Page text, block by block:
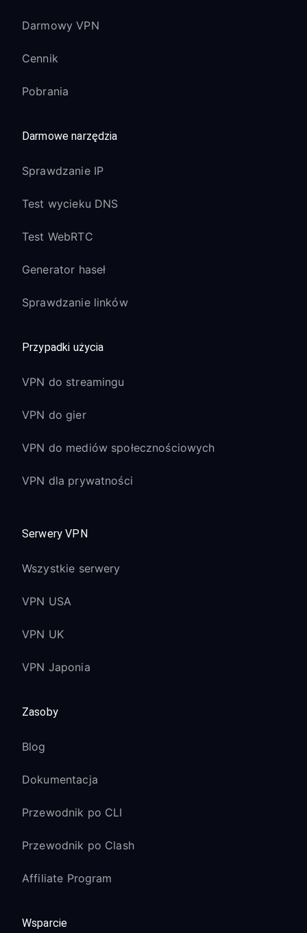
Darmowy VPN
Cennik
Pobrania
Darmowe narzędzia
Sprawdzanie IP
Test wycieku DNS
Test WebRTC
Generator haseł
Sprawdzanie linków
Przypadki użycia
VPN do streamingu
VPN do gier
VPN do mediów społecznościowych
VPN dla prywatności
Serwery VPN
Wszystkie serwery
VPN USA
VPN UK
VPN Japonia
Zasoby
Blog
Dokumentacja
Przewodnik po CLI
Przewodnik po Clash
Affiliate Program
Wsparcie